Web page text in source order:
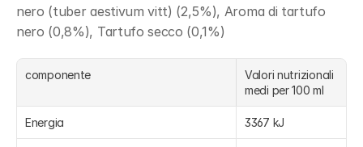
nero (tuber aestivum vitt) (2,5%), Aroma di tartufo
nero (0,8%), Tartufo secco (0,1%)
componente
Valori nutrizionali
medi per 100 ml
Energia 3367 kJ